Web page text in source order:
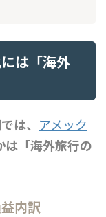
は「海外
は、 アメック
は「海外旅行の
内訳